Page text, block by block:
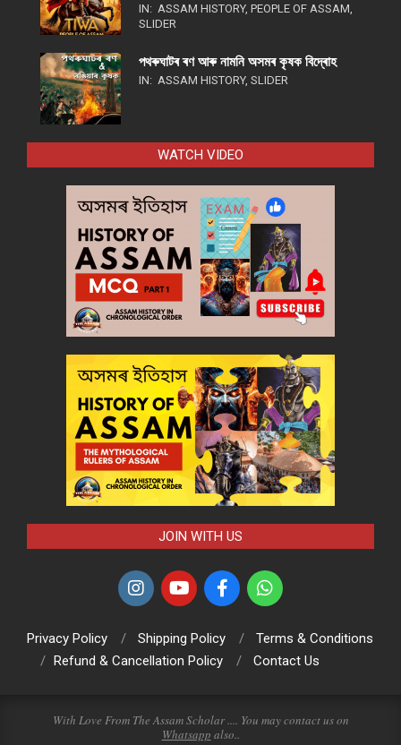
IN: ASSAM HISTORY, PEOPLE OF ASSAM,
SLIDER
পথ​ৰুঘাট​ৰ ৰণ আৰু নামনি অসম​ৰ কৃষক বিদ্ৰোহ​
IN: ASSAM HISTORY, SLIDER
WATCH VIDEO
JOIN WITH US
Privacy Policy Shipping Policy
Terms & Conditions
Refund & Cancellation Policy
Contact Us
With Love From The Assam Scholar .... You may contact us on
Whatsapp also..